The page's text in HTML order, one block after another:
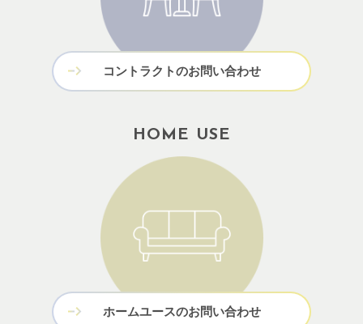
コントラクトのお問い合わせ
HOME USE
ホームユースのお問い合わせ